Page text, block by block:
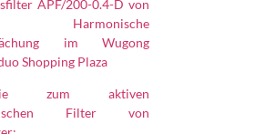
APF/200-0.4-D von
Harmonische
im Wugong
Shopping Plaza
zum aktiven
Filter von